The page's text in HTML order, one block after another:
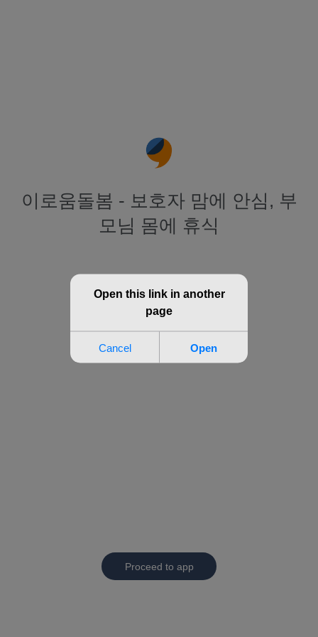
이로움돌봄 - 보호자 맘에 안심, 부
모님 몸에 휴식
Proceed to app